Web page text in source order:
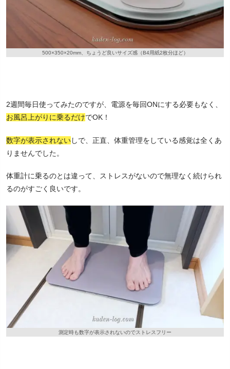
500×350×20mm、ちょうど良いサイズ感（B4用紙2枚分ほど）
2週間毎日使ってみたのですが、電源を毎回ONにする必要もなく、
お風呂上がりに乗るだけでOK！
数字が表示されないしで、正直、体重管理をしている感覚は全くあ
りませんでした。
体重計に乗るのとは違って、ストレスがないので無理なく続けられ
るのがすごく良いです。
測定時も数字が表示されないのでストレスフリー